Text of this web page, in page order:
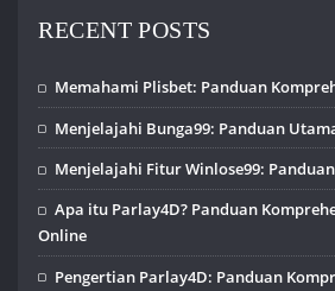
RECENT POSTS
Memahami Plisbet: Panduan
Menjelajahi Bunga99: Panduan
Menjelajahi Fitur Winlose99:
Apa itu Parlay4D? Panduan
Online
Pengertian Parlay4D: Panduan